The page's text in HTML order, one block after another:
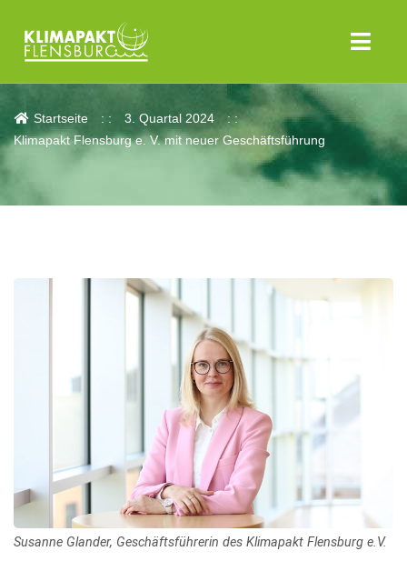
Aktuelles
Startseite
3. Quartal 2024
Klimapakt Flensburg e. V. mit neuer Geschäftsführung
Susanne Glander, Geschäftsführerin des Klimapakt Flensburg e.V.